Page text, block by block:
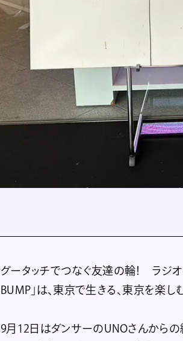
グータッチでつなぐ友達の輪！ ラジオ
BUMP」は、東京で生きる、東京を楽
9月12日はダンサーのUNOさんから